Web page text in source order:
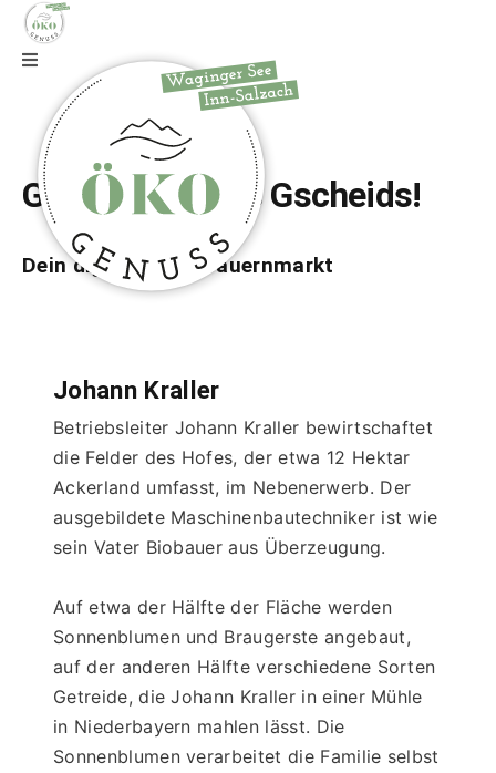
Zur Webseite
Gfrei di auf wos Gscheids!
Dein digitaler Bio-Bauernmarkt
Johann Kraller
Betriebsleiter Johann Kraller bewirtschaftet
die Felder des Hofes, der etwa 12 Hektar
Ackerland umfasst, im Nebenerwerb. Der
ausgebildete Maschinenbautechniker ist wie
sein Vater Biobauer aus Überzeugung.
Auf etwa der Hälfte der Fläche werden
Sonnenblumen und Braugerste angebaut,
auf der anderen Hälfte verschiedene Sorten
Getreide, die Johann Kraller in einer Mühle
in Niederbayern mahlen lässt. Die
Sonnenblumen verarbeitet die Familie selbst